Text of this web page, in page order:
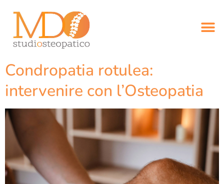
Condropatia rotulea:
intervenire con l’Osteopatia